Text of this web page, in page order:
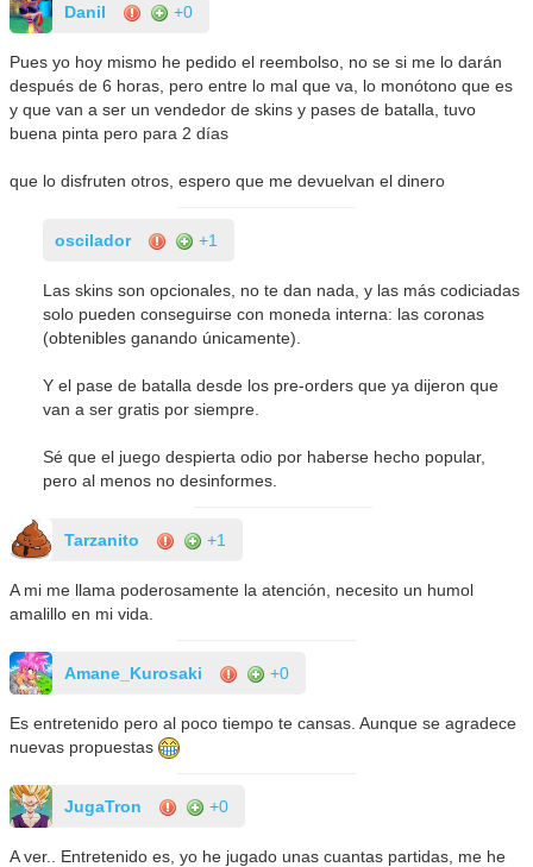
Danil +0
Pues yo hoy mismo he pedido el reembolso, no se si me lo darán
después de 6 horas, pero entre lo mal que va, lo monótono que es
y que van a ser un vendedor de skins y pases de batalla, tuvo
buena pinta pero para 2 días
que lo disfruten otros, espero que me devuelvan el dinero
oscilador +1
Las skins son opcionales, no te dan nada, y las más codiciadas
solo pueden conseguirse con moneda interna: las coronas
(obtenibles ganando únicamente).
Y el pase de batalla desde los pre-orders que ya dijeron que
van a ser gratis por siempre.
Sé que el juego despierta odio por haberse hecho popular,
pero al menos no desinformes.
Tarzanito +1
A mi me llama poderosamente la atención, necesito un humol
amalillo en mi vida.
Amane_Kurosaki +0
Es entretenido pero al poco tiempo te cansas. Aunque se agradece
nuevas propuestas
JugaTron +0
A ver.. Entretenido es, yo he jugado unas cuantas partidas, me he